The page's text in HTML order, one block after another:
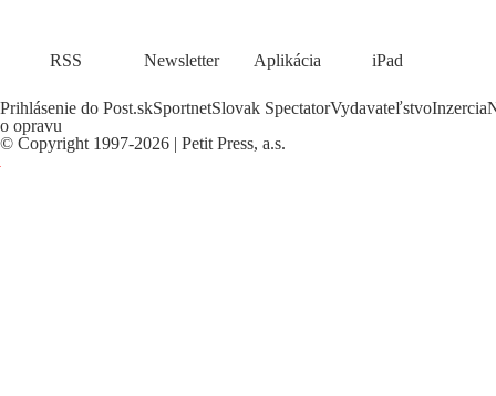
RSS Newsletter Aplikácia iPad
Prihlásenie do Post.skSportnetSlovak SpectatorVydavateľstvoInzercia
o opravu
© Copyright 1997-2026 | Petit Press, a.s.